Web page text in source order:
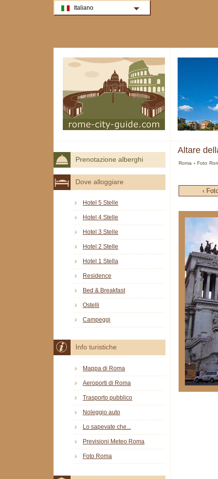
Altare
Roma ›Foto
‹
Prenotazione alberghi
Dove alloggiare
Hotel 5 Stelle
Hotel 4 Stelle
Hotel 3 Stelle
Hotel 2 Stelle
Hotel 1 Stella
Residence
Bed & Breakfast
Ostelli
Campeggi
Info turistiche
Mappa di Roma
Aeroporti di Roma
Trasporto pubblico
Noleggio auto
Lo sapevate che...
Previsioni Meteo Roma
Foto Roma
Italiano